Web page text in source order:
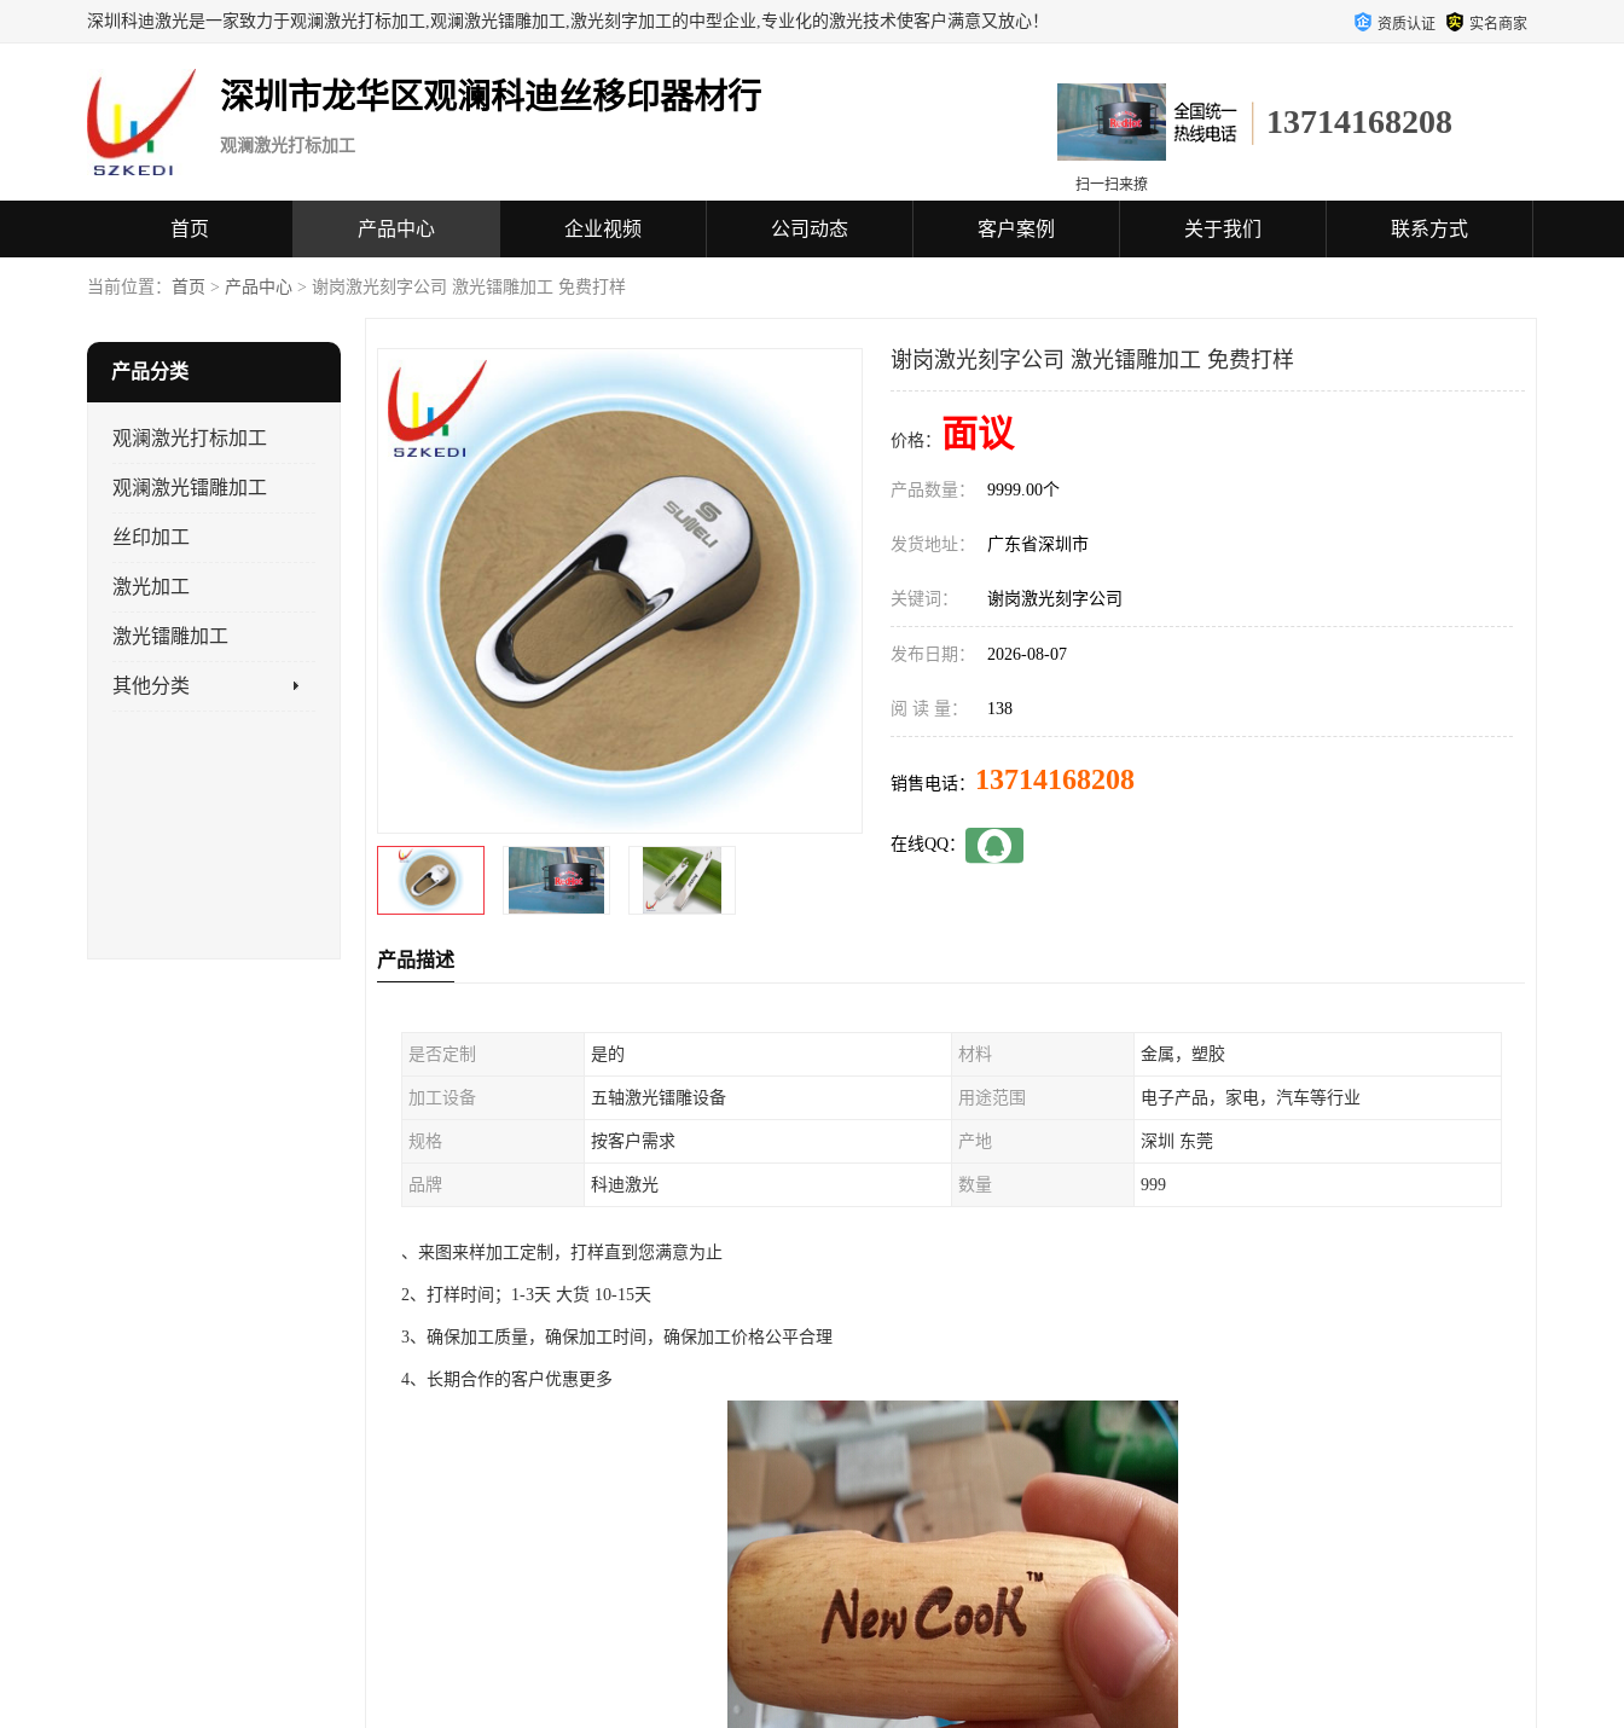
深圳科迪激光是一家致力于观澜激光打标加工,观澜激光镭雕加工,激光刻字加工的中型企业,专业化的激光技术使客户满意又放心！ 资质认证 实名商家
深圳市龙华区观澜科迪丝移印器材行
观澜激光打标加工
13714168208
扫一扫来撩
首页 产品中心 企业视频 公司动态 客户案例 关于我们 联系方式
当前位置： 首页 > 产品中心 > 谢岗激光刻字公司 激光镭雕加工 免费打样
产品分类
观澜激光打标加工
观澜激光镭雕加工
丝印加工
激光加工
激光镭雕加工
其他分类
谢岗激光刻字公司 激光镭雕加工 免费打样
价格： 面议
产品数量： 9999.00个
发货地址： 广东省深圳市
关键词： 谢岗激光刻字公司
发布日期： 2026-08-07
阅 读 量： 138
销售电话： 13714168208
在线QQ：
产品描述
是否定制 是的 材料 金属，塑胶
加工设备 五轴激光镭雕设备 用途范围 电子产品，家电，汽车等行业
规格 按客户需求 产地 深圳 东莞
品牌 科迪激光 数量 999
、来图来样加工定制，打样直到您满意为止
2、打样时间；1-3天 大货 10-15天
3、确保加工质量，确保加工时间，确保加工价格公平合理
4、长期合作的客户优惠更多